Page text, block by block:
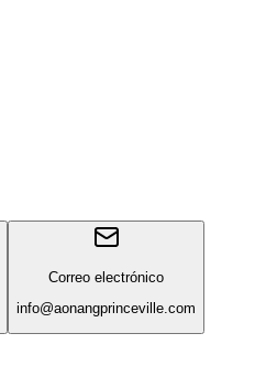
Correo electrónico
info@aonangprinceville.com